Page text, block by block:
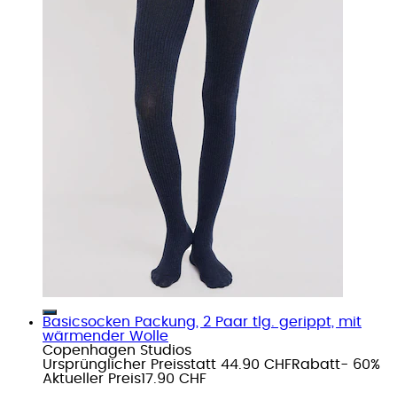
Basicsocken Packung, 2 Paar tlg. gerippt, mit
wärmender Wolle
Copenhagen Studios
Ursprünglicher Preisstatt 44.90 CHFRabatt- 60%
Aktueller Preis17.90 CHF